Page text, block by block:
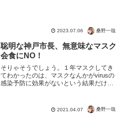
2023.07.06 桑野一哉
聡明な神戸市長、無意味なマスク
会食にNO！
そりゃそうでしょう。１年マスクしてき
てわかったのは、マスクなんかがvirusの
感染予防に効果がないという結果だけだ
投資詐欺と同じだよね。マスクしないと
不幸に合うぞ。マス...
2021.04.07 桑野一哉